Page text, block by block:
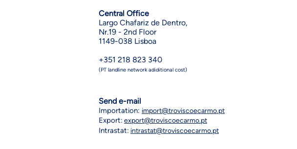
Central Office
Largo Chafariz de Dentro,
Nr.19 - 2nd Floor
1149-038 Lisboa
+351 218 823 340
(PT landline network adiditional cost)
Send e-mail
Importation: import@troviscoecarmo.pt
Export: export@troviscoecarmo.pt
Intrastat: intrastat@troviscoecarmo.pt